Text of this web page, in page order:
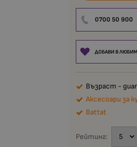
0700 50 900
ДОБАВИ В
Възраст -
Аксесоари за
Battat
Рейтинг: